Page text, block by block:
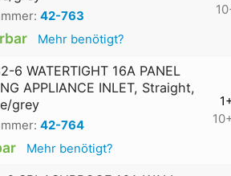
42-763
Mehr benötigt?
6 WATERTIGHT 16A PANEL
APPLIANCE INLET, Straight,
grey
42-764
Mehr benötigt?